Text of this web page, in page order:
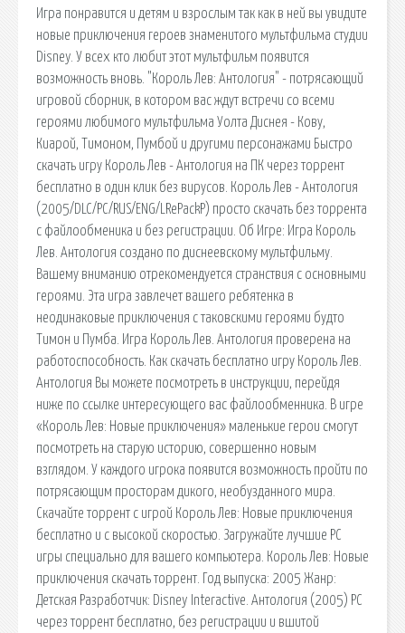
Игра понравится и детям и взрослым так как в ней вы увидите
новые приключения героев знаменитого мультфильма студии
Disney. У всех кто любит этот мультфильм появится
возможность вновь. "Король Лев: Антология" - потрясающий
игровой сборник, в котором вас ждут встречи со всеми
героями любимого мультфильма Уолта Диснея - Кову,
Киарой, Тимоном, Пумбой и другими персонажами Быстро
скачать игру Король Лев - Антология на ПК через торрент
бесплатно в один клик без вирусов. Король Лев - Антология
(2005/DLC/PC/RUS/ENG/LRePackP) просто скачать без торрента
с файлообменика и без регистрации. Об Игре: Игра Король
Лев. Антология создано по диснеевскому мультфильму.
Вашему вниманию отрекомендуется странствия с основными
героями. Эта игра завлечет вашего ребятенка в
неодинаковые приключения с таковскими героями будто
Тимон и Пумба. Игра Король Лев. Антология проверена на
работоспособность. Как скачать бесплатно игру Король Лев.
Антология Вы можете посмотреть в инструкции, перейдя
ниже по ссылке интересующего вас файлообменника. В игре
«Король Лев: Новые приключения» маленькие герои смогут
посмотреть на старую историю, совершенно новым
взглядом. У каждого игрока появится возможность пройти по
потрясающим просторам дикого, необузданного мира.
Скачайте торрент с игрой Король Лев: Новые приключения
бесплатно и с высокой скоростью. Загружайте лучшие PC
игры специально для вашего компьютера. Король Лев: Новые
приключения скачать торрент. Год выпуска: 2005 Жанр:
Детская Разработчик: Disney Interactive. Антология (2005) PC
через торрент бесплатно, без регистрации и вшитой